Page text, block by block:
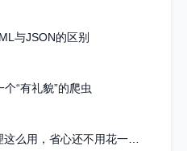
与JSON的区别
“有礼貌”的爬虫